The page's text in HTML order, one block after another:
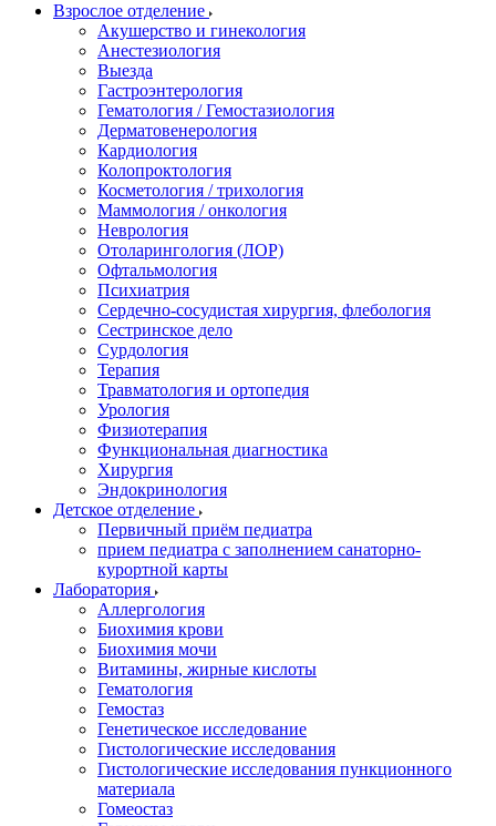
Взрослое отделение
Акушерство и гинекология
Анестезиология
Выезда
Гастроэнтерология
Гематология / Гемостазиология
Дерматовенерология
Кардиология
Колопроктология
Косметология / трихология
Маммология / онкология
Неврология
Отоларингология (ЛОР)
Офтальмология
Психиатрия
Сердечно-сосудистая хирургия, флебология
Сестринское дело
Сурдология
Терапия
Травматология и ортопедия
Урология
Физиотерапия
Функциональная диагностика
Хирургия
Эндокринология
Детское отделение
Первичный приём педиатра
прием педиатра с заполнением санаторно-
курортной карты
Лаборатория
Аллергология
Биохимия крови
Биохимия мочи
Витамины, жирные кислоты
Гематология
Гемостаз
Генетическое исследование
Гистологические исследования
Гистологические исследования пункционного
материала
Гомеостаз